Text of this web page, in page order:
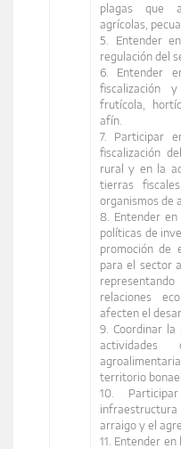
plagas que
agrícolas,
5. Entender
regulación del
6. Entender
fiscalización
frutícola,
afín.
7. Participar
fiscalización
rural y en la
tierras
organismos de
8. Entender
políticas de
promoción de
para el sector
relaciones
afecten el
9. Coordinar
actividades
territorio
10.
infraestructura
arraigo y el
11. Entender